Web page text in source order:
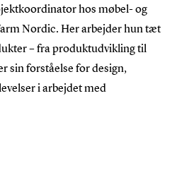
hos møbel- og
Nordic. Her arbejder hun tæt
– fra produktudvikling til
sin forståelse for design,
i arbejdet med